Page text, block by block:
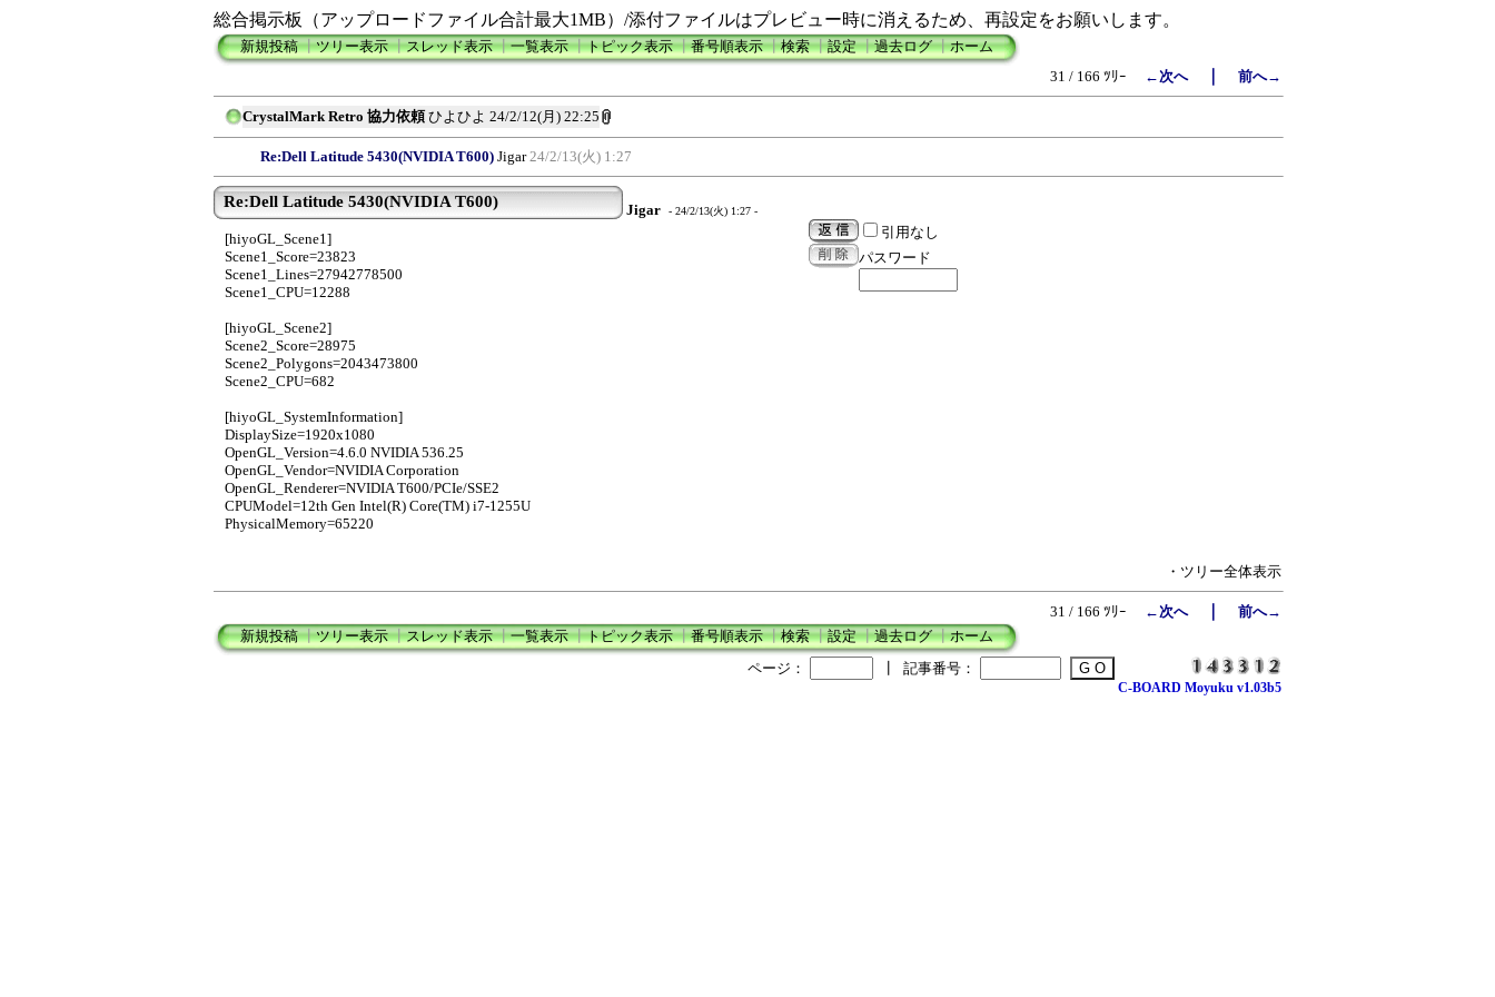
総合掲示板（アップロードファイル合計最大1MB）/添付ファイルはプレビュー時に消えるため、再設定をお願いします。
新規投稿┃ツリー表示┃スレッド表示┃一覧表示┃トピック表示┃番号順表示┃検索┃設定┃過去ログ┃ホーム
31 / 166 ﾂﾘｰ
←次へ｜ 前へ→
CrystalMark Retro 協力依頼 ひよひよ 24/2/12(月) 22:25
Re:Dell Latitude 5430(NVIDIA T600) Jigar 24/2/13(火) 1:27
Re:Dell Latitude 5430(NVIDIA T600) Jigar - 24/2/13(火) 1:27 -
[hiyoGL_Scene1]
Scene1_Score=23823
Scene1_Lines=27942778500
Scene1_CPU=12288
[hiyoGL_Scene2]
Scene2_Score=28975
Scene2_Polygons=2043473800
Scene2_CPU=682
[hiyoGL_SystemInformation]
DisplaySize=1920x1080
OpenGL_Version=4.6.0 NVIDIA 536.25
OpenGL_Vendor=NVIDIA Corporation
OpenGL_Renderer=NVIDIA T600/PCIe/SSE2
CPUModel=12th Gen Intel(R) Core(TM) i7-1255U
PhysicalMemory=65220
引用なし
パスワード
・ツリー全体表示
31 / 166 ﾂﾘｰ ←次へ｜ 前へ→
新規投稿┃ツリー表示┃スレッド表示┃一覧表示┃トピック表示┃番号順表示┃検索┃設定┃過去ログ┃ホーム
ページ：
記事番号：
C-BOARD Moyuku v1.03b5